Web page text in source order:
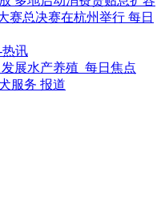
赛总决赛在杭州举行 每日
讯
展水产养殖_每日焦点
服务 报道